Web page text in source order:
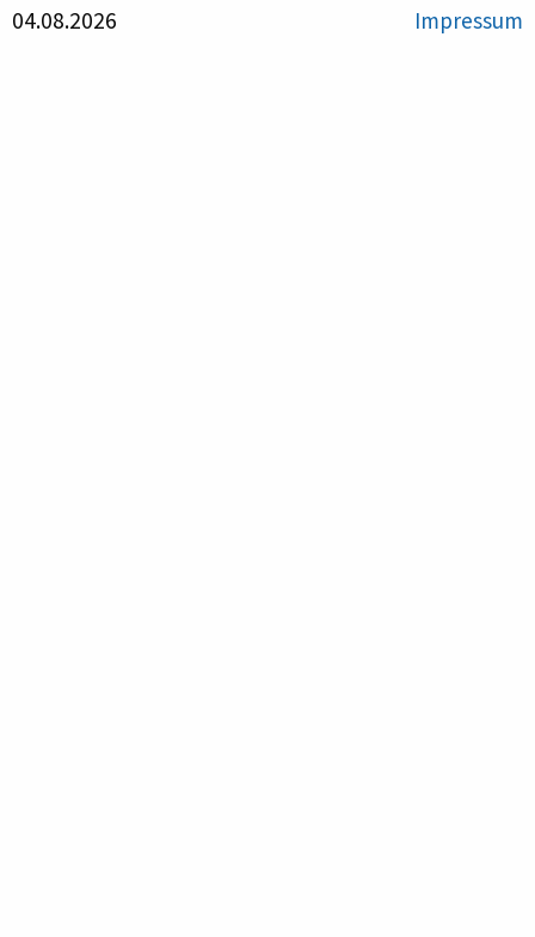
04.08.2026
Impressum